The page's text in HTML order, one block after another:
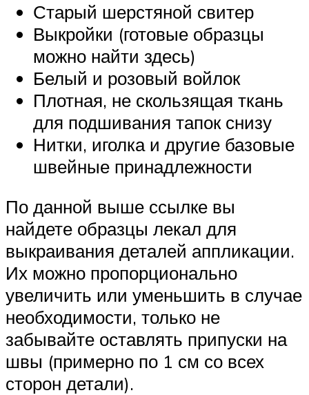
Старый шерстяной свитер
Выкройки (готовые образцы
можно найти здесь)
Белый и розовый войлок
Плотная, не скользящая ткань
для подшивания тапок снизу
Нитки, иголка и другие базовые
швейные принадлежности
По данной выше ссылке вы
найдете образцы лекал для
выкраивания деталей аппликации.
Их можно пропорционально
увеличить или уменьшить в случае
необходимости, только не
забывайте оставлять припуски на
швы (примерно по 1 см со всех
сторон детали).